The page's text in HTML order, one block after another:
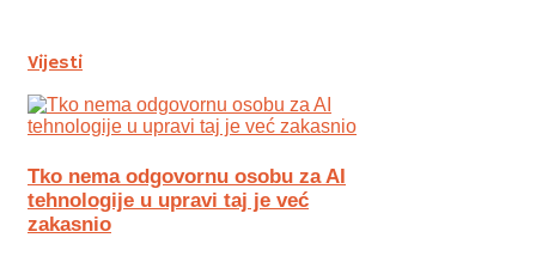
Vijesti
Tko nema odgovornu osobu za AI
tehnologije u upravi taj je već
zakasnio